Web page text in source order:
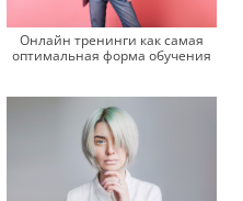
Онлайн тренинги как самая
оптимальная форма обучения